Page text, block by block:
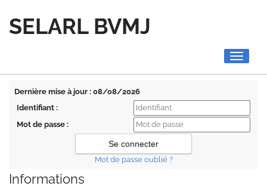
SELARL BVMJ
Toggle
Dernière mise à jour : 08/08/2026
Identifiant :
Mot de passe :
Mot de passe oublié ?
Informations